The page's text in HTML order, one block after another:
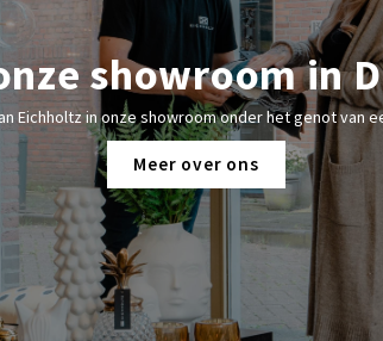
showroom in
Eichholtz in onze showroom onder het genot van
Meer over ons